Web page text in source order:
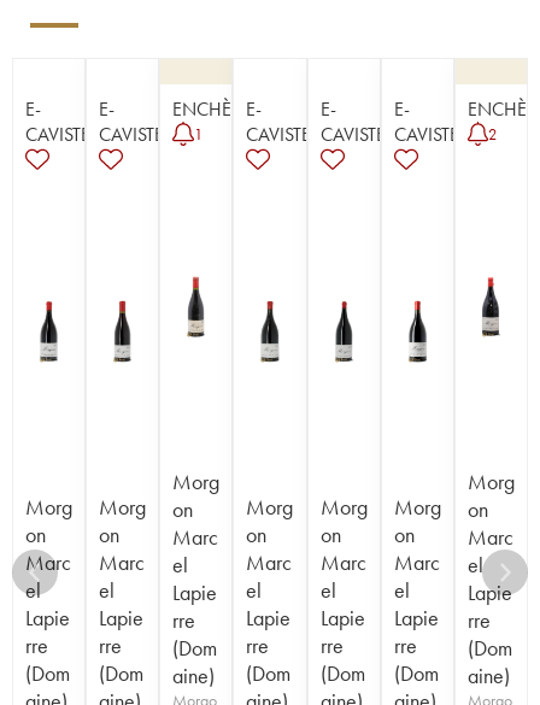
E-
CAVISTE
Morg
on
Marc
el
Lapie
rre
(Dom
E-
CAVISTE
Morg
on
Marc
el
Lapie
rre
(Dom
ENCHÈRE
1
Morg
on
Marc
el
Lapie
rre
(Dom
aine)
Morgo
E-
CAVISTE
Morg
on
Marc
el
Lapie
rre
(Dom
E-
CAVISTE
Morg
on
Marc
el
Lapie
rre
(Dom
E-
CAVISTE
Morg
on
Marc
el
Lapie
rre
(Dom
2
Morg
on
Marc
el
Lapie
rre
(Dom
aine)
Morgo